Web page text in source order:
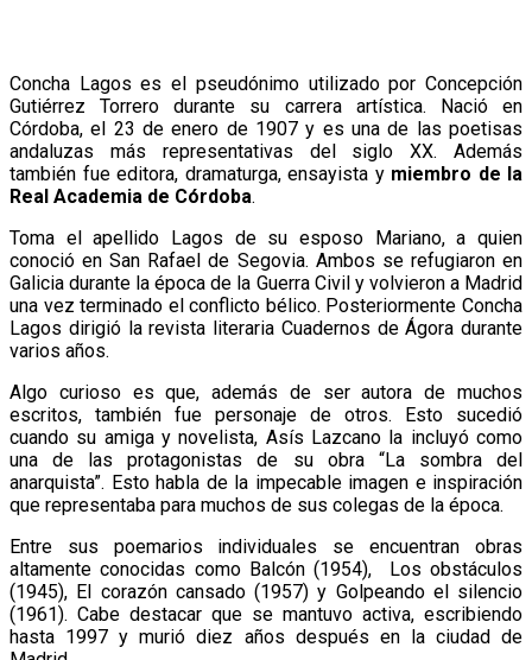
Concha Lagos es el pseudónimo utilizado por Concepción
Gutiérrez Torrero durante su carrera artística. Nació en
Córdoba, el 23 de enero de 1907 y es una de las poetisas
andaluzas más representativas del siglo XX. Además
también fue editora, dramaturga, ensayista y miembro de la
Real Academia de Córdoba.
Toma el apellido Lagos de su esposo Mariano, a quien
conoció en San Rafael de Segovia. Ambos se refugiaron en
Galicia durante la época de la Guerra Civil y volvieron a Madrid
una vez terminado el conflicto bélico. Posteriormente Concha
Lagos dirigió la revista literaria Cuadernos de Ágora durante
varios años.
Algo curioso es que, además de ser autora de muchos
escritos, también fue personaje de otros. Esto sucedió
cuando su amiga y novelista, Asís Lazcano la incluyó como
una de las protagonistas de su obra “La sombra del
anarquista”. Esto habla de la impecable imagen e inspiración
que representaba para muchos de sus colegas de la época.
Entre sus poemarios individuales se encuentran obras
altamente conocidas como Balcón (1954), Los obstáculos
(1945), El corazón cansado (1957) y Golpeando el silencio
(1961). Cabe destacar que se mantuvo activa, escribiendo
hasta 1997 y murió diez años después en la ciudad de